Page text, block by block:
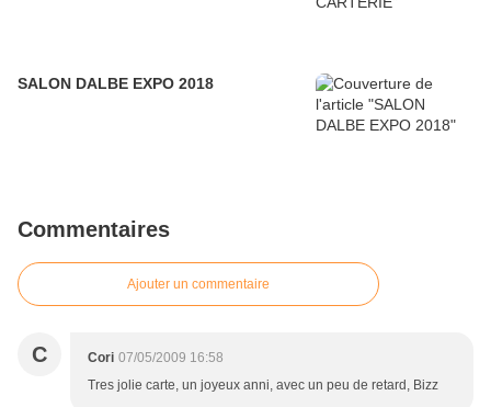
SALON DALBE EXPO 2018
Commentaires
Ajouter un commentaire
C Cori 07/05/2009 16:58
Tres jolie carte, un joyeux anni, avec un peu de retard, Bizz